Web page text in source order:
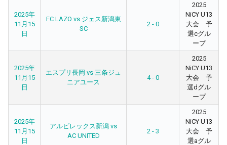
2025年
11月15
日
FC LAZO vs ジェス新潟東
SC
2 - 0
2025
NiCY U13
大会 予
選cグル
ープ
2025年
11月15
日
エスプリ長岡 vs 三条ジュ
ニアユース
4 - 0
2025
NiCY U13
大会 予
選dグル
ープ
2025年
11月15
日
アルビレックス新潟 vs
AC UNITED
2 - 3
2025
NiCY U13
大会 予
選aグル